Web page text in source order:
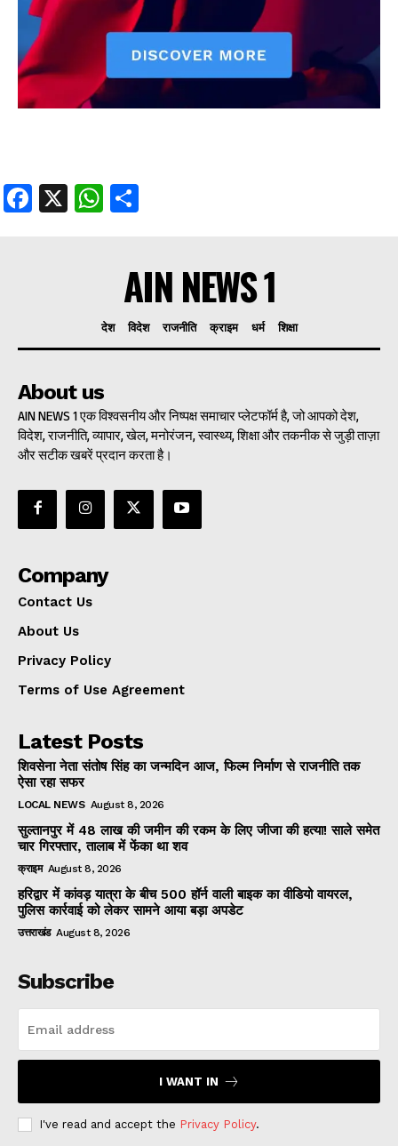
Facebook
X WhatsApp
AIN NEWS 1
देश विदेश राजनीति क्राइम धर्म शिक्षा
About us
AIN NEWS 1 एक विश्वसनीय और निष्पक्ष समाचार प्लेटफॉर्म है, जो आपको देश,
विदेश, राजनीति, व्यापार, खेल, मनोरंजन, स्वास्थ्य, शिक्षा और तकनीक से जुड़ी ताज़ा
और सटीक खबरें प्रदान करता है।
Company
Contact Us
About Us
Privacy Policy
Terms of Use Agreement
Latest Posts
शिवसेना नेता संतोष सिंह का जन्मदिन आज, फिल्म निर्माण से राजनीति तक
ऐसा रहा सफर
LOCAL NEWS August 8, 2026
सुल्तानपुर में 48 लाख की जमीन की रकम के लिए जीजा की हत्या! साले समेत
चार गिरफ्तार, तालाब में फेंका था शव
क्राइम August 8, 2026
हरिद्वार में कांवड़ यात्रा के बीच 500 हॉर्न वाली बाइक का वीडियो वायरल,
पुलिस कार्रवाई को लेकर सामने आया बड़ा अपडेट
उत्तराखंड August 8, 2026
Subscribe
I WANT IN
I've read and accept the Privacy Policy.